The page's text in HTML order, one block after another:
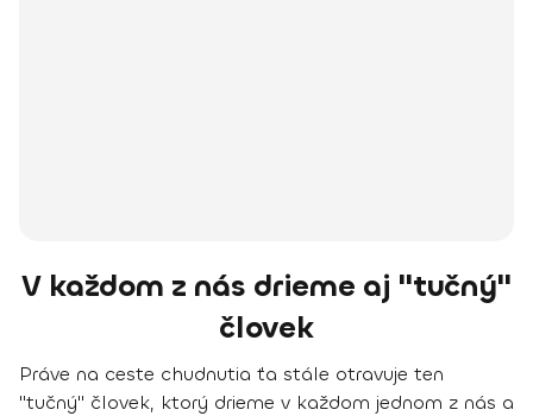
V každom z nás drieme aj "tučný"
človek
Práve na ceste chudnutia ťa stále otravuje ten
"tučný" človek, ktorý drieme v každom jednom z nás a